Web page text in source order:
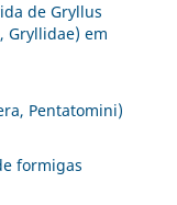
de Gryllus
Gryllidae) em
Pentatomini)
formigas